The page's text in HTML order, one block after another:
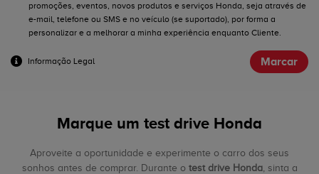
promoções, eventos, novos produtos e serviços Honda, seja através de
e-mail, telefone ou SMS e no veículo (se suportado), por forma a
personalizar e a melhorar a minha experiência enquanto Cliente.
Informação Legal Marcar
Marque um test drive Honda
Aproveite a oportunidade e experimente o carro dos seus
sonhos antes de comprar. Durante o test drive Honda, sinta a